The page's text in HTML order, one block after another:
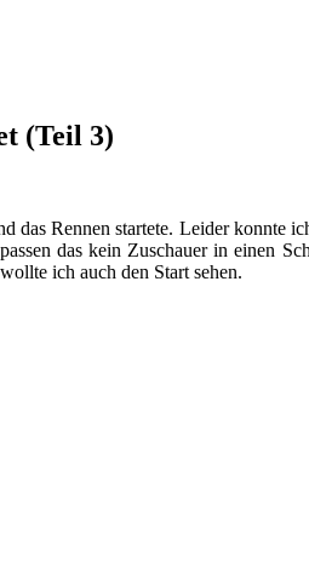
(Teil 3)
Rennen startete. Leider konnte
das kein Zuschauer in einen
ich auch den Start sehen.